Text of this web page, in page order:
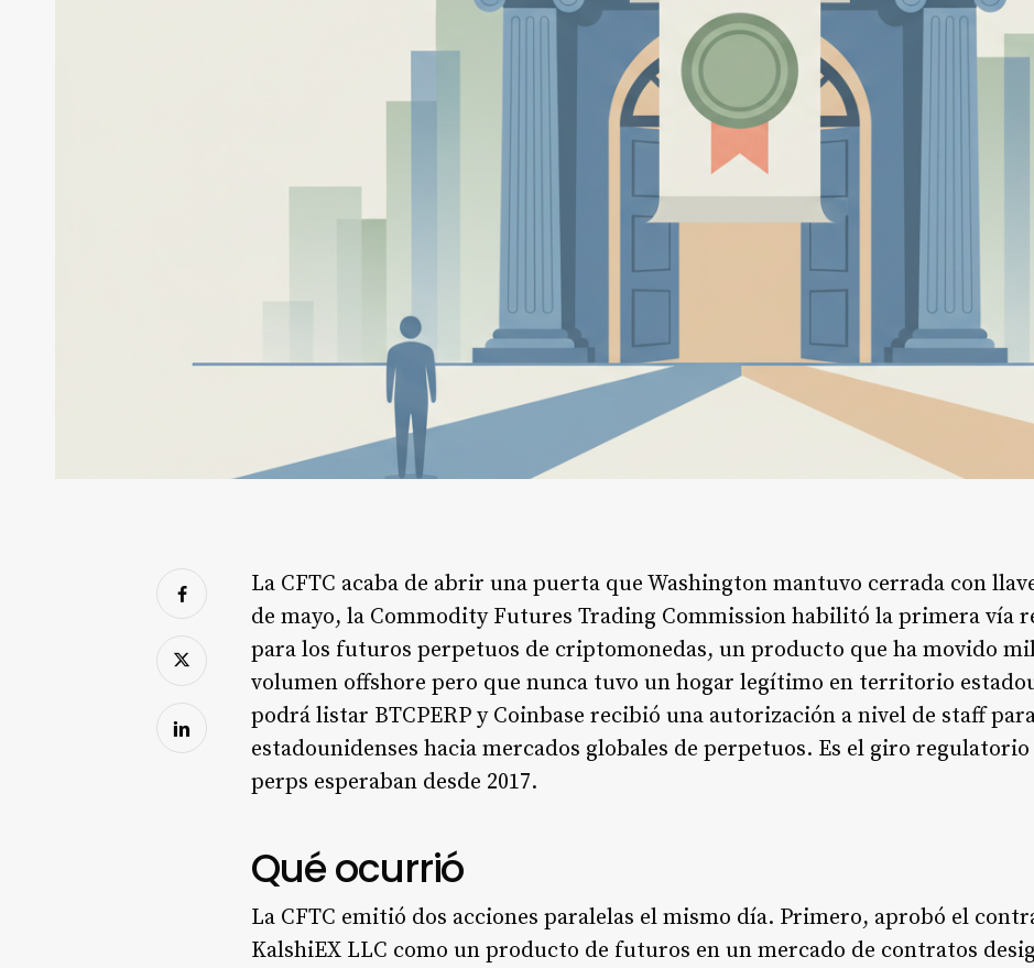
La CFTC acaba de abrir una puerta que Washington mantuvo cerrada con
de mayo, la Commodity Futures Trading Commission habilitó la primera vía
para los futuros perpetuos de criptomonedas, un producto que ha movido
volumen offshore pero que nunca tuvo un hogar legítimo en territorio
podrá listar BTCPERP y Coinbase recibió una autorización a nivel de staff
estadounidenses hacia mercados globales de perpetuos. Es el giro
perps esperaban desde 2017.
Qué ocurrió
La CFTC emitió dos acciones paralelas el mismo día. Primero, aprobó el
KalshiEX LLC como un producto de futuros en un mercado de contratos